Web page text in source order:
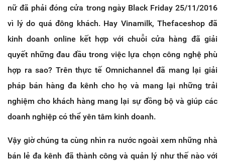
nữ đã phải đóng cửa trong ngày Black Friday 25/11/2016
vì lý do quá đông khách. Hay Vinamilk, Thefaceshop đã
kinh doanh online kết hợp với chuỗi cửa hàng đã giải
quyết những đau đầu trong việc lựa chọn công nghệ phù
hợp ra sao? Trên thực tế Omnichannel đã mang lại giải
pháp bán hàng đa kênh cho họ và mang lại những trải
nghiệm cho khách hàng mang lại sự đồng bộ và giúp các
doanh nghiệp có thể yên tâm kinh doanh.
Vậy giờ chúng ta cùng nhìn ra nước ngoài xem những nhà
bán lẻ đa kênh đã thành công và quản lý như thế nào với